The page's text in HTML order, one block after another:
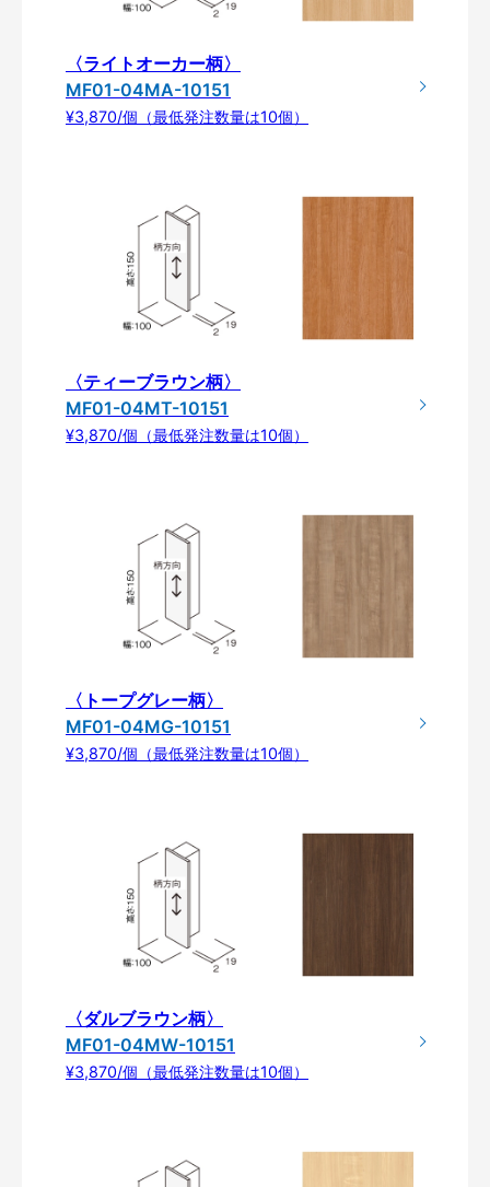
〈ライトオーカー柄〉
MF01-04MA-10151
¥3,870/個（最低発注数量は10個）
〈ティーブラウン柄〉
MF01-04MT-10151
¥3,870/個（最低発注数量は10個）
〈トープグレー柄〉
MF01-04MG-10151
¥3,870/個（最低発注数量は10個）
〈ダルブラウン柄〉
MF01-04MW-10151
¥3,870/個（最低発注数量は10個）